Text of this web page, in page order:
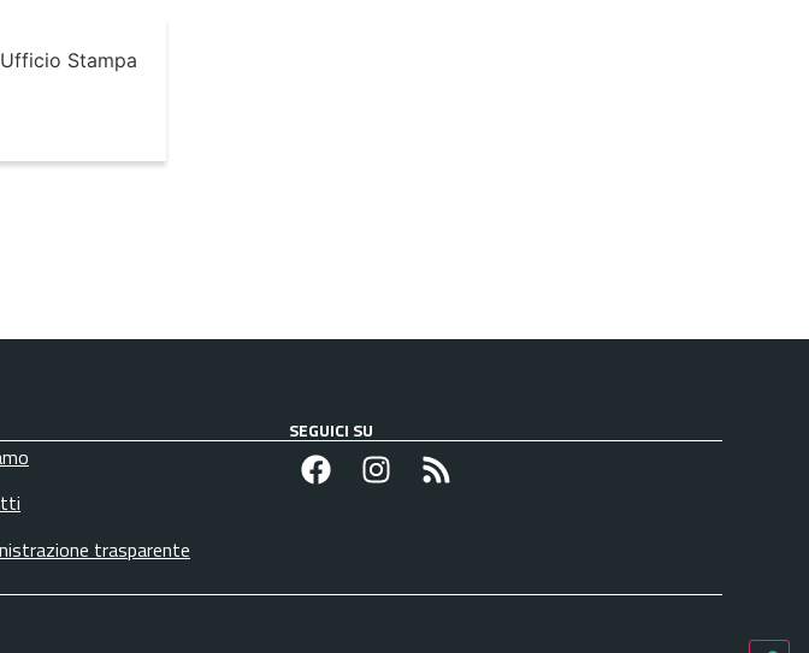
trasparente
SEGUICI SU